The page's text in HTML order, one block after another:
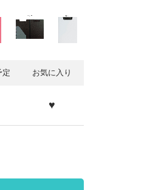
定 お気に入り
♥